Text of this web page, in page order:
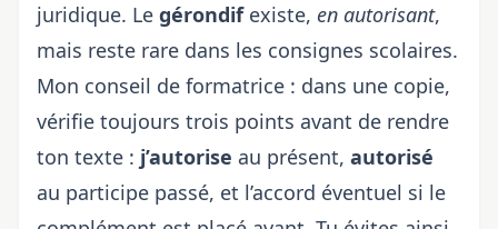
juridique. Le gérondifexiste, en autorisant,
mais reste rare dans les consignes scolaires.
Mon conseil de formatrice : dans une copie,
vérifie toujours trois points avant de rendre
ton texte : j’autorise au présent, autorisé
au participe passé, et l’accord éventuel si le